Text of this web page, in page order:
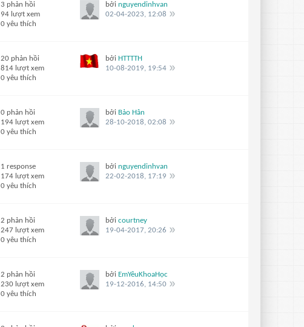
3 phản hồi
94 lượt xem
0 yêu thích
bởi nguyendinhvan
02-04-2023, 12:08
20 phản hồi
814 lượt xem
0 yêu thích
bởi HTTTTH
10-08-2019, 19:54
0 phản hồi
194 lượt xem
0 yêu thích
bởi Bảo Hân
28-10-2018, 02:08
1 response
174 lượt xem
0 yêu thích
bởi nguyendinhvan
22-02-2018, 17:19
2 phản hồi
247 lượt xem
0 yêu thích
bởi courtney
19-04-2017, 20:26
2 phản hồi
230 lượt xem
0 yêu thích
bởi EmYêuKhoaHọc
19-12-2016, 14:50